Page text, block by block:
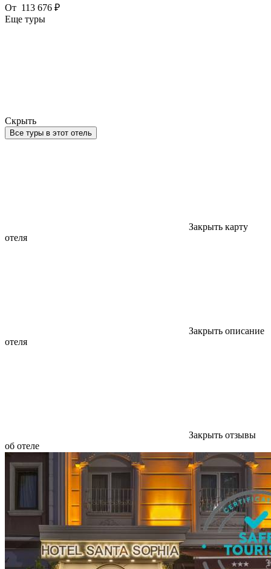
От 113 676 ₽
Еще туры
Скрыть
Все туры в этот отель
Закрыть карту
отеля
Закрыть описание
отеля
Закрыть отзывы
об отеле